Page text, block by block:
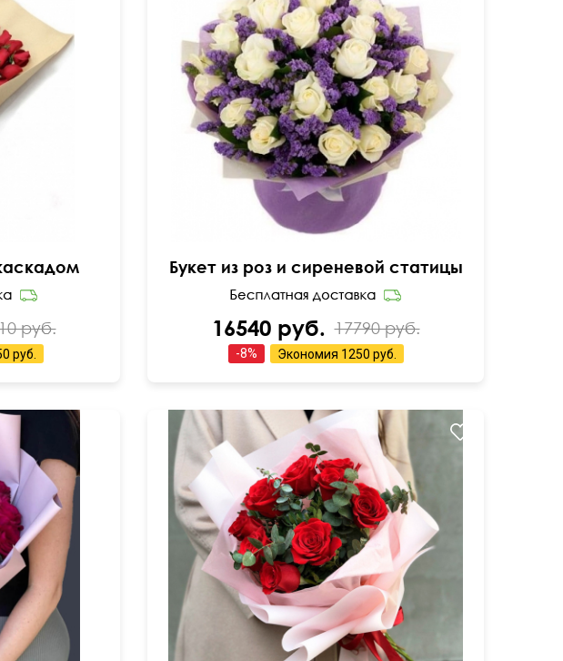
руб.
руб.
50 см 45 см
Букет из роз и сиреневой статицы
16540 руб. 17790 руб.
-8% Экономия 1250 руб.
Розы и эвкалипт baby blue